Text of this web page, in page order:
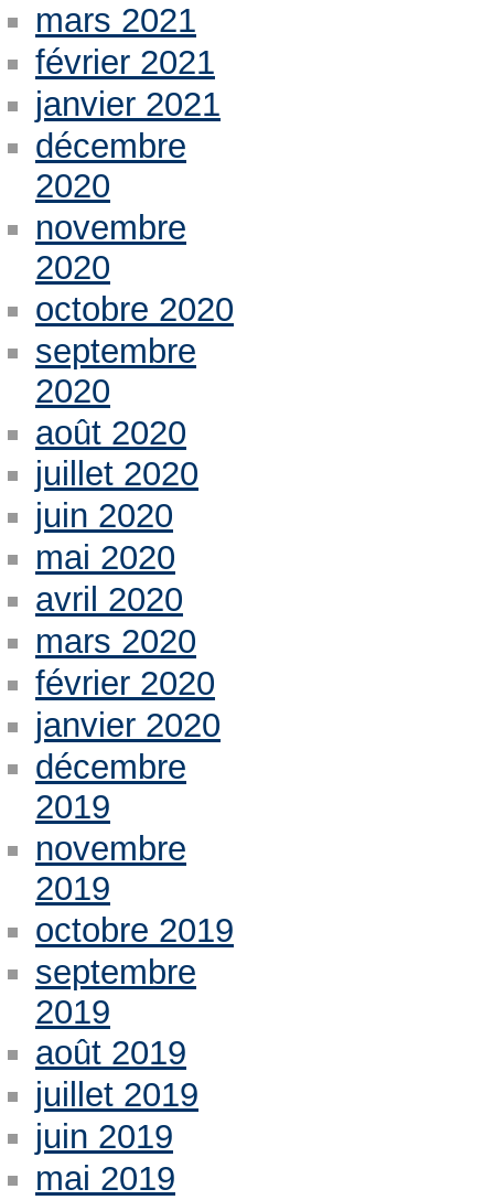
mars 2021
février 2021
janvier 2021
décembre
2020
novembre
2020
octobre 2020
septembre
2020
août 2020
juillet 2020
juin 2020
mai 2020
avril 2020
mars 2020
février 2020
janvier 2020
décembre
2019
novembre
2019
octobre 2019
septembre
2019
août 2019
juillet 2019
juin 2019
mai 2019